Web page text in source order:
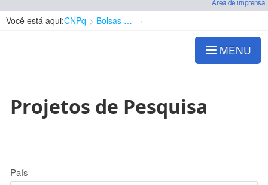
Área de imprensa
Você está aqui:CNPq Bolsas e Auxílios Vigentes
MENU
Projetos de Pesquisa
País